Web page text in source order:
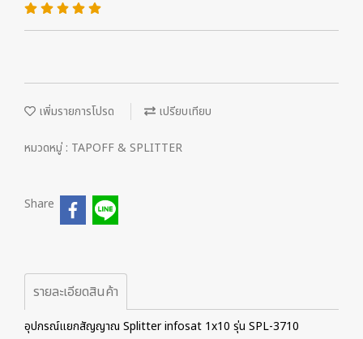
เพิ่มรายการโปรด เปรียบเทียบ
หมวดหมู่ : TAPOFF & SPLITTER
Share
รายละเอียดสินค้า
อุปกรณ์แยกสัญญาณ Splitter infosat 1x10 รุ่น SPL-3710